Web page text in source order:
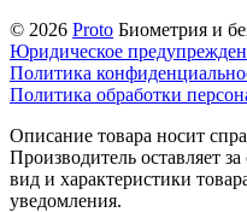
© 2026 Proto Биометрия и
Юридическое
Политика
Политика обработки
Описание товара носит
Производитель оставляет
вид и характеристики
уведомления.